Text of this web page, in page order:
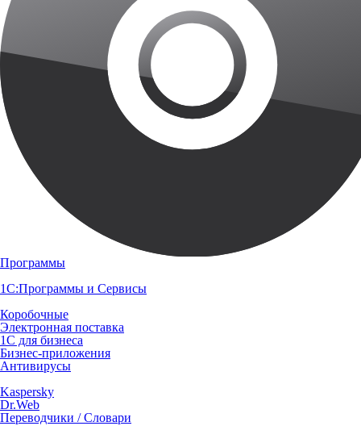
Программы
1С:Программы и Сервисы
Коробочные
Электронная поставка
1С для бизнеса
Бизнес-приложения
Антивирусы
Kaspersky
Dr.Web
Переводчики / Словари